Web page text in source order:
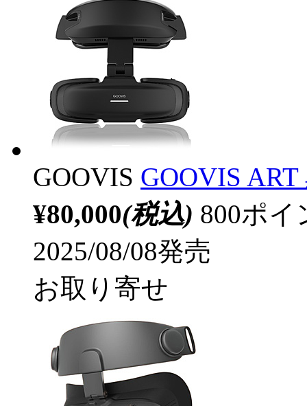
GOOVIS GOOVIS
¥80,000(税込) 800ポ
2025/08/08発売
お取り寄せ